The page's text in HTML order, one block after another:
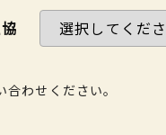
合わせください。